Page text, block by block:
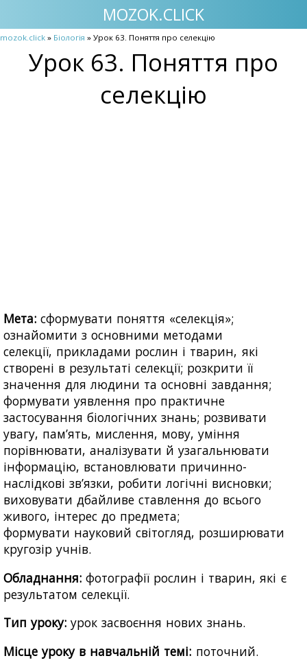
MOZOK.CLICK
mozok.click » Біологія » Урок 63. Поняття про селекцію
Урок 63. Поняття про
селекцію
Мета: сформувати поняття «селекція»;
ознайомити з основними методами
селекції, прикладами рослин і тварин, які
створені в результаті селекції; розкрити її
значення для людини та основні завдання;
формувати уявлення про практичне
застосування біологічних знань; розвивати
увагу, пам’ять, мислення, мову, уміння
порівнювати, аналізувати й узагальнювати
інформацію, встановлювати причинно-
наслідкові зв’язки, робити логічні висновки;
виховувати дбайливе ставлення до всього
живого, інтерес до предмета;
формувати науковий світогляд, розширювати
кругозір учнів.
Обладнання: фотографії рослин і тварин, які є
результатом селекції.
Тип уроку: урок засвоєння нових знань.
Місце уроку в навчальній темі: поточний.